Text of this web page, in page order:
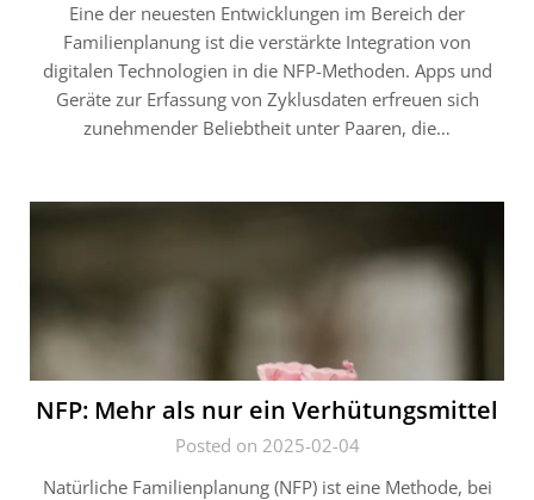
Eine der neuesten Entwicklungen im Bereich der
Familienplanung ist die verstärkte Integration von
digitalen Technologien in die NFP-Methoden. Apps und
Geräte zur Erfassung von Zyklusdaten erfreuen sich
zunehmender Beliebtheit unter Paaren, die…
NFP: Mehr als nur ein Verhütungsmittel
Posted on 2025-02-04
Natürliche Familienplanung (NFP) ist eine Methode, bei